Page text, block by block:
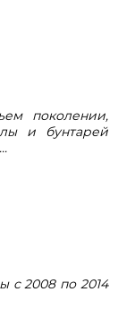
поколении,
и бунтарей
с 2008 по 2014